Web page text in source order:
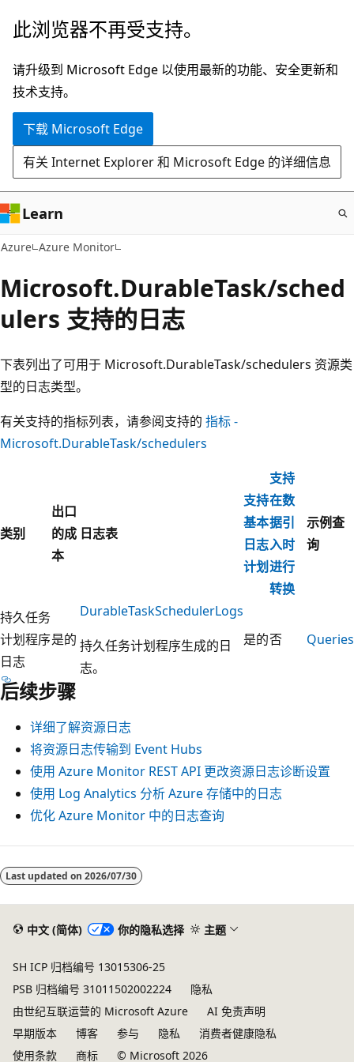
跳
主
要
内
此浏览器不再受支持。
请升级到 Microsoft Edge 以使用最新的功能、安全更新和
技术支持。
下载 Microsoft Edge
有关 Internet Explorer 和 Microsoft Edge 的详细信息
Learn
Azure Azure Monitor
Microsoft.DurableTask/sched
ulers 支持的日志
下表列出了可用于 Microsoft.DurableTask/schedulers 资源类
型的日志类型。
有关支持的指标列表，请参阅支持的 指标 -
Microsoft.DurableTask/schedulers
类别
出口
的成
本
日志表
支持
基本
日志
计划
支持
在数
据引
入时
进行
转换
示例查
询
持久任务
计划程序
日志
是的
DurableTaskSchedulerLogs
持久任务计划程序生成的日
志。
是的否 Queries
后续步骤
详细了解资源日志
将资源日志传输到 Event Hubs
使用 Azure Monitor REST API 更改资源日志诊断设置
使用 Log Analytics 分析 Azure 存储中的日志
优化 Azure Monitor 中的日志查询
阅
读Last updated on 2026/07/30
中文 (简体) 你的隐私选择 主题
SH ICP 归档编号 13015306-25
PSB 归档编号 31011502002224
隐私
由世纪互联运营的 Microsoft Azure
AI 免责声明
早期版本
博客 参与 隐私
消费者健康隐私
使用条款
商标 © Microsoft 2026